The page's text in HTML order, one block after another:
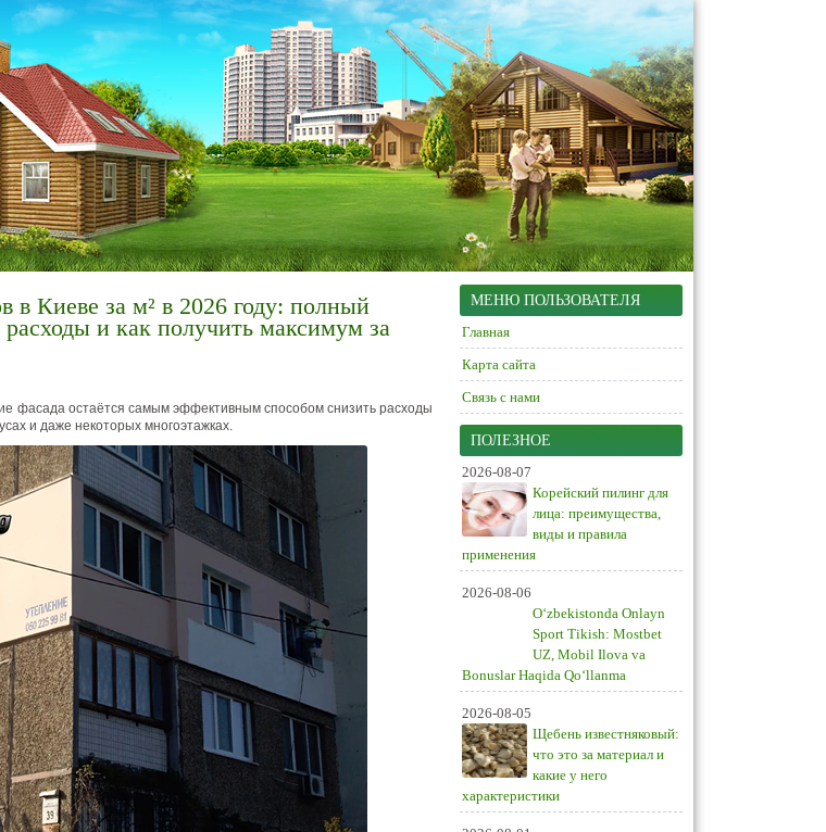
в Киеве за м² в 2026 году: полный
и как получить максимум за
фасада остаётся самым эффективным способом снизить расходы
и даже некоторых многоэтажках.
МЕНЮ ПОЛЬЗОВАТЕЛЯ
Главная
Карта сайта
Связь с нами
ПОЛЕЗНОЕ
2026-08-07
Корейский пилинг для
лица: преимущества,
виды и правила
применения
2026-08-06
O‘zbekistonda Onlayn
Sport Tikish: Mostbet
UZ, Mobil Ilova va
Bonuslar Haqida Qo‘llanma
2026-08-05
Щебень известняковый:
что это за материал и
какие у него
характеристики